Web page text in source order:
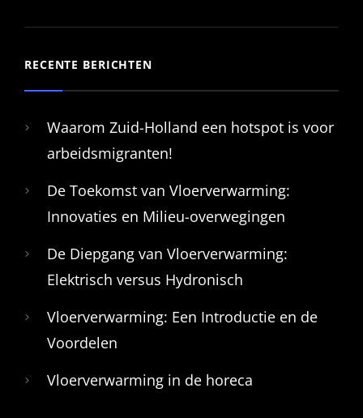
RECENTE BERICHTEN
Waarom Zuid-Holland een hotspot is voor
arbeidsmigranten!
De Toekomst van Vloerverwarming:
Innovaties en Milieu-overwegingen
De Diepgang van Vloerverwarming:
Elektrisch versus Hydronisch
Vloerverwarming: Een Introductie en de
Voordelen
Vloerverwarming in de horeca